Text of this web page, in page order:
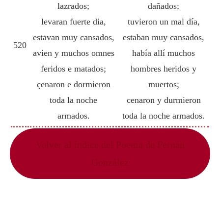
520
lazrados;
levaran fuerte dia,
estavan muy cansados,
avien y muchos omnes
feridos e matados;
çenaron e dormieron
toda la noche
armados.
dañados;
tuvieron un mal día,
estaban muy cansados,
había allí muchos
hombres heridos y
muertos;
cenaron y durmieron
toda la noche armados.